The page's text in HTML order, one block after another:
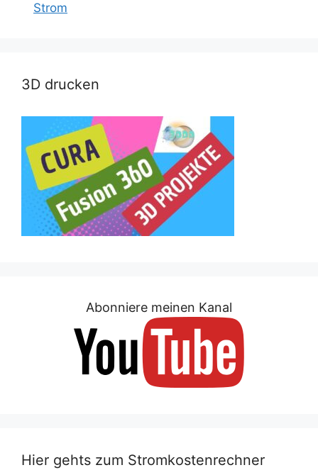
Strom
3D drucken
Abonniere meinen Kanal
Hier gehts zum Stromkostenrechner